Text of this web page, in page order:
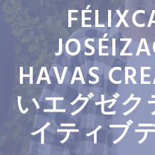
HAVAS
いエグゼ
イティブ